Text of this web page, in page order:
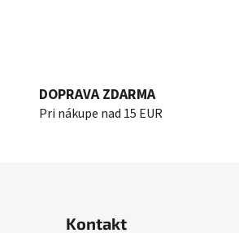
DOPRAVA ZDARMA
Pri nákupe nad 15 EUR
Kontakt